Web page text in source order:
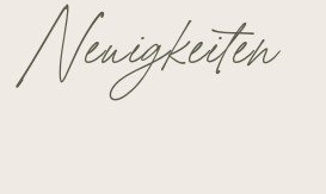
Neuigkeiten